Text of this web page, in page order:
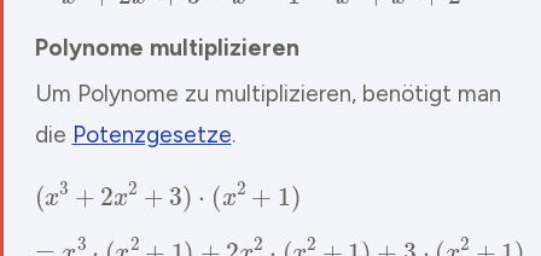
Polynome multiplizieren
Um Polynome zu multiplizieren, benötigt man
die Potenzgesetze.
(x3 +2 x2 + 3)⋅
x 3⋅ x 2+ ) +2 2 x 2+ 1 +3 ( 2 1